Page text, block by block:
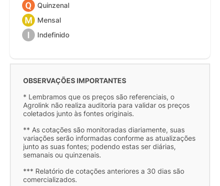
Quinzenal
Mensal
Indefinido
OBSERVAÇÕES IMPORTANTES
* Lembramos que os preços são referenciais, o
Agrolink não realiza auditoria para validar os preços
coletados junto às fontes originais.
** As cotações são monitoradas diariamente, suas
variações serão informadas conforme as atualizações
junto as suas fontes; podendo estas ser diárias,
semanais ou quinzenais.
*** Relatório de cotações anteriores a 30 dias são
comercializados.